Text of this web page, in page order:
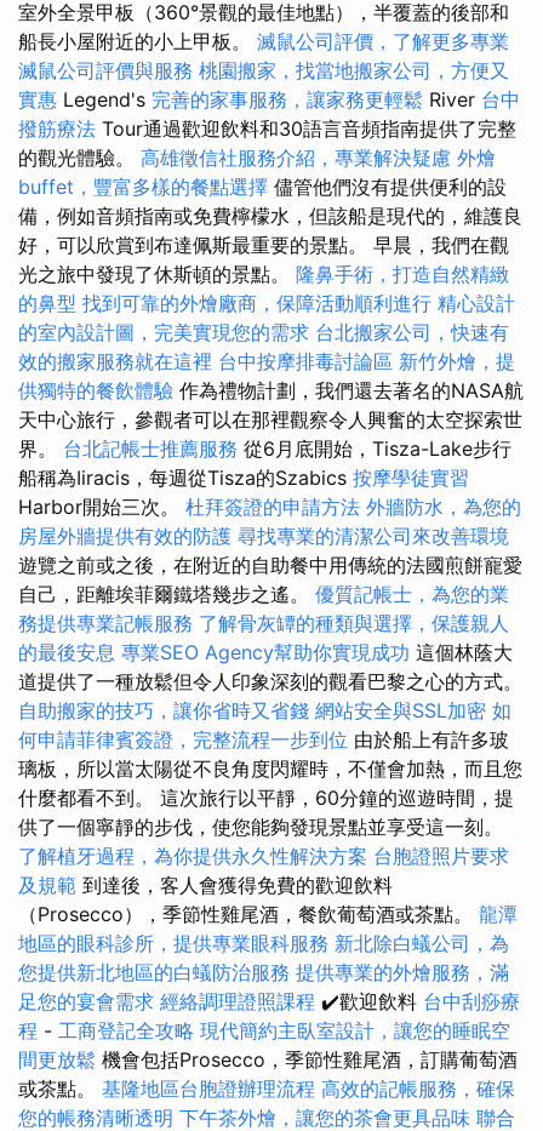
室外全景甲板（360°景觀的最佳地點），半覆蓋的後部和
船長小屋附近的小上甲板。 滅鼠公司評價，了解更多專業
滅鼠公司評價與服務 桃園搬家，找當地搬家公司，方便又
實惠 Legend's 完善的家事服務，讓家務更輕鬆 River 台中
撥筋療法 Tour通過歡迎飲料和30語言音頻指南提供了完整
的觀光體驗。 高雄徵信社服務介紹，專業解決疑慮 外燴
buffet，豐富多樣的餐點選擇 儘管他們沒有提供便利的設
備，例如音頻指南或免費檸檬水，但該船是現代的，維護良
好，可以欣賞到布達佩斯最重要的景點。 早晨，我們在觀
光之旅中發現了休斯頓的景點。 隆鼻手術，打造自然精緻
的鼻型 找到可靠的外燴廠商，保障活動順利進行 精心設計
的室內設計圖，完美實現您的需求 台北搬家公司，快速有
效的搬家服務就在這裡 台中按摩排毒討論區 新竹外燴，提
供獨特的餐飲體驗 作為禮物計劃，我們還去著名的NASA航
天中心旅行，參觀者可以在那裡觀察令人興奮的太空探索世
界。 台北記帳士推薦服務 從6月底開始，Tisza-Lake步行
船稱為Iiracis，每週從Tisza的Szabics 按摩學徒實習
Harbor開始三次。 杜拜簽證的申請方法 外牆防水，為您的
房屋外牆提供有效的防護 尋找專業的清潔公司來改善環境
遊覽之前或之後，在附近的自助餐中用傳統的法國煎餅寵愛
自己，距離埃菲爾鐵塔幾步​​之遙。 優質記帳士，為您的業
務提供專業記帳服務 了解骨灰罈的種類與選擇，保護親人
的最後安息 專業SEO Agency幫助你實現成功 這個林蔭大
道提供了一種放鬆但令人印象深刻的觀看巴黎之心的方式。
自助搬家的技巧，讓你省時又省錢 網站安全與SSL加密 如
何申請菲律賓簽證，完整流程一步到位 由於船上有許多玻
璃板，所以當太陽從不良角度閃耀時，不僅會加熱，而且您
什麼都看不到。 這次旅行以平靜，60分鐘的巡遊時間，提
供了一個寧靜的步伐，使您能夠發現景點並享受這一刻。
了解植牙過程，為你提供永久性解決方案 台胞證照片要求
及規範 到達後，客人會獲得免費的歡迎飲料
（Prosecco），季節性雞尾酒，餐飲葡萄酒或茶點。 龍潭
地區的眼科診所，提供專業眼科服務 新北除白蟻公司，為
您提供新北地區的白蟻防治服務 提供專業的外燴服務，滿
足您的宴會需求 經絡調理證照課程 ✔️歡迎飲料 台中刮痧療
程 - 工商登記全攻略 現代簡約主臥室設計，讓您的睡眠空
間更放鬆 機會包括Prosecco，季節性雞尾酒，訂購葡萄酒
或茶點。 基隆地區台胞證辦理流程 高效的記帳服務，確保
您的帳務清晰透明 下午茶外燴，讓您的茶會更具品味 聯合